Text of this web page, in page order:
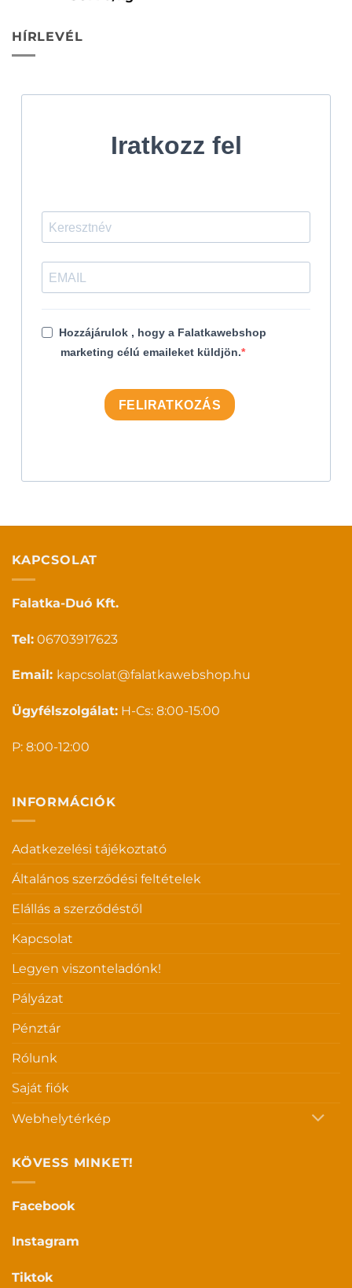
HÍRLEVÉL
Iratkozz fel
Hozzájárulok , hogy a Falatkawebshop
marketing célú emaileket küldjön.
FELIRATKOZÁS
KAPCSOLAT
Falatka-Duó Kft.
Tel: 06703917623
Email: kapcsolat@falatkawebshop.hu
Ügyfélszolgálat: H-Cs: 8:00-15:00
P: 8:00-12:00
INFORMÁCIÓK
Adatkezelési tájékoztató
Általános szerződési feltételek
Elállás a szerződéstől
Kapcsolat
Legyen viszonteladónk!
Pályázat
Pénztár
Rólunk
Saját fiók
Webhelytérkép
KÖVESS MINKET!
Facebook
Instagram
Tiktok